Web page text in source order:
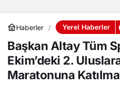
Haberler Yerel Haberler
Başkan Altay Tüm
Ekim’deki 2.
Maratonuna